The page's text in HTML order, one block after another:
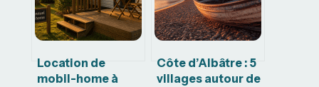
Location de
mobil-home à
Côte d’Albâtre : 5
villages autour de